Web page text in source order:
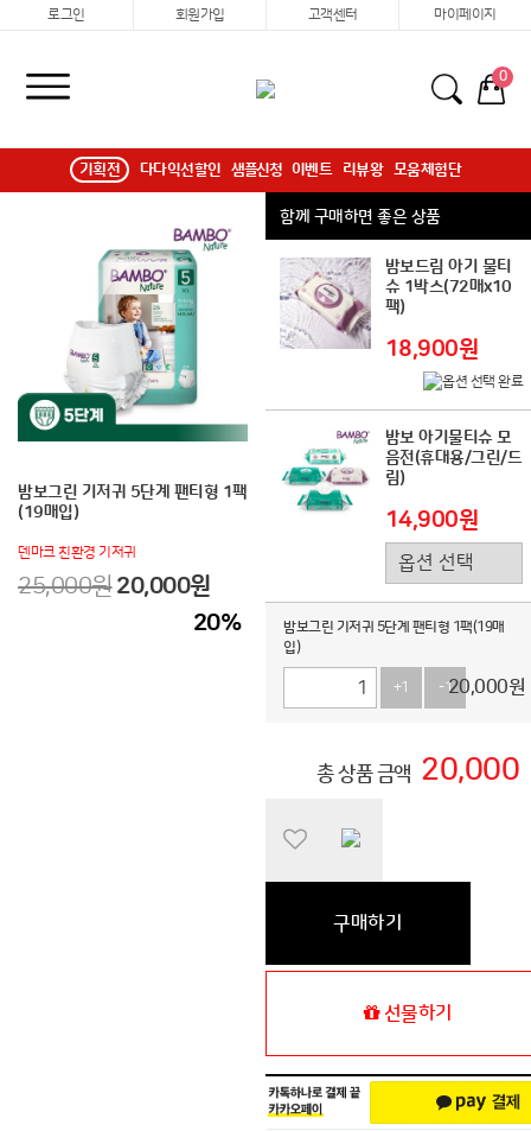
로그인 회원가입 고객센터 마이페이지
0
기획전 다다익선할인 샘플신청 이벤트 리뷰왕 모움체험단
밤보그린 기저귀 5단계 팬티형 1팩
(19매입)
덴마크 친환경 기저귀
25,000원 20,000원
20%
함께 구매하면 좋은 상품
밤보드림 아기 물티
슈 1박스(72매x10
팩)
18,900원
밤보 아기물티슈 모
음전(휴대용/그린/드
림)
14,900원
밤보그린 기저귀 5단계 팬티형 1팩(19매
입)
+1 -120,000원
총 상품 금액 20,000
구매하기
선물하기